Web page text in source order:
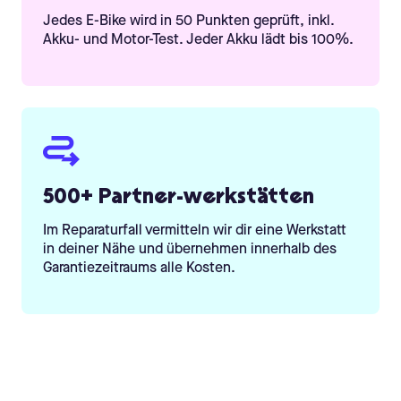
Jedes E-Bike wird in 50 Punkten geprüft, inkl.
Akku- und Motor-Test. Jeder Akku lädt bis 100%.
500+ Partner-werkstätten
Im Reparaturfall vermitteln wir dir eine Werkstatt
in deiner Nähe und übernehmen innerhalb des
Garantiezeitraums alle Kosten.